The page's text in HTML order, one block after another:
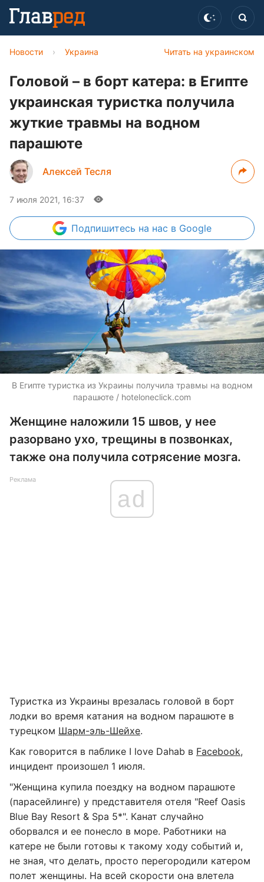
Читать на украинском
Новости › Украина
Головой – в борт катера: в Египте
украинская туристка получила
жуткие травмы на водном
парашюте
Алексей Тесля
7 июля 2021, 16:37
Подпишитесь на нас в Google
В Египте туристка из Украины получила травмы на водном
парашюте / hoteloneclick.com
Женщине наложили 15 швов, у нее
разорвано ухо, трещины в позвонках,
также она получила сотрясение мозга.
Реклама
ad
Туристка из Украины врезалась головой в борт
лодки во время катания на водном парашюте в
турецком Шарм-эль-Шейхе.
Как говорится в паблике I love Dahab в Facebook,
инцидент произошел 1 июля.
"Женщина купила поездку на водном парашюте
(парасейлинге) у представителя отеля "Reef Oasis
Blue Bay Resort & Spa 5*". Канат случайно
оборвался и ее понесло в море. Работники на
катере не были готовы к такому ходу событий и,
не зная, что делать, просто перегородили катером
полет женщины. На всей скорости она влетела